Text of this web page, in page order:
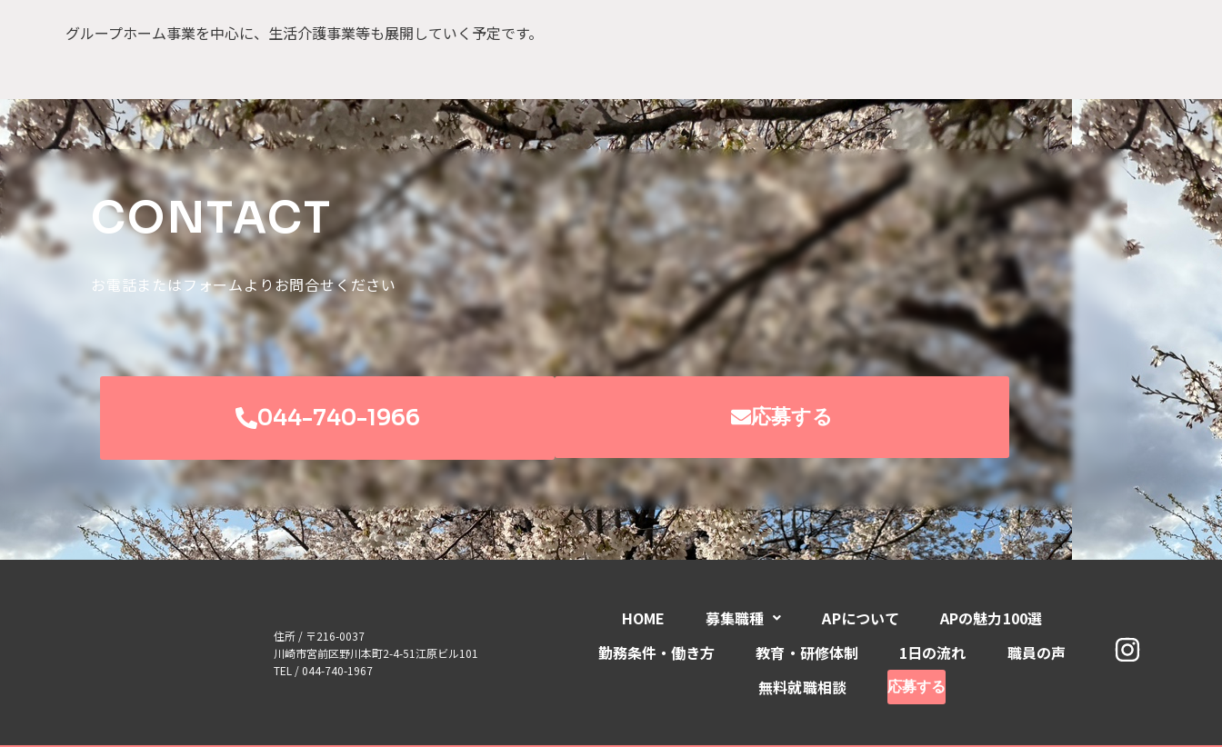
グループホーム事業を中心に、生活介護事業等も展開していく予定です。
CONTACT
お電話またはフォームよりお問合せください
044-740-1966 応募する
住所 / 〒216-0037
川崎市宮前区野川本町2-4-51江原ビル101
TEL / 044-740-1967
HOME 募集職種 APについて
APの魅力100選
勤務条件・働き方
教育・研修体制 1日の流れ
職員の声
無料就職相談
応募する